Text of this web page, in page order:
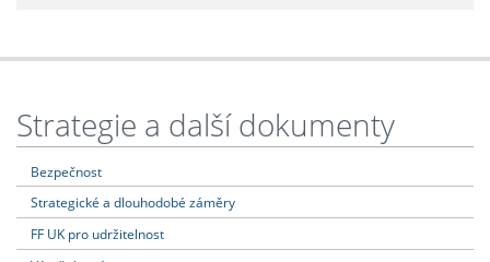
Strategie a další dokumenty
Bezpečnost
Strategické a dlouhodobé záměry
FF UK pro udržitelnost